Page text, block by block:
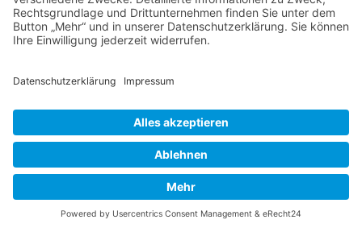
Antwort darauf schreibst. Stelle jedoch sicher,
dass du die Regeln dieses Boards beachtest! Es
wird meist nicht gerne gesehen, wenn ohne
Themen geantwortet wird.
Nach oben
Textforma
und
Thementy